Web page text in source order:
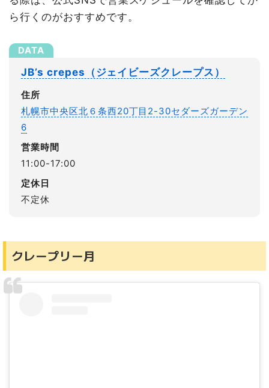
ら行くのがおすすめです。
JB’s crepes（ジェイビーズクレープス）
住所
札幌市中央区北６条西20丁目2-30セダーズガーデン
6
営業時間
11:00-17:00
定休日
不定休
クレープリー月